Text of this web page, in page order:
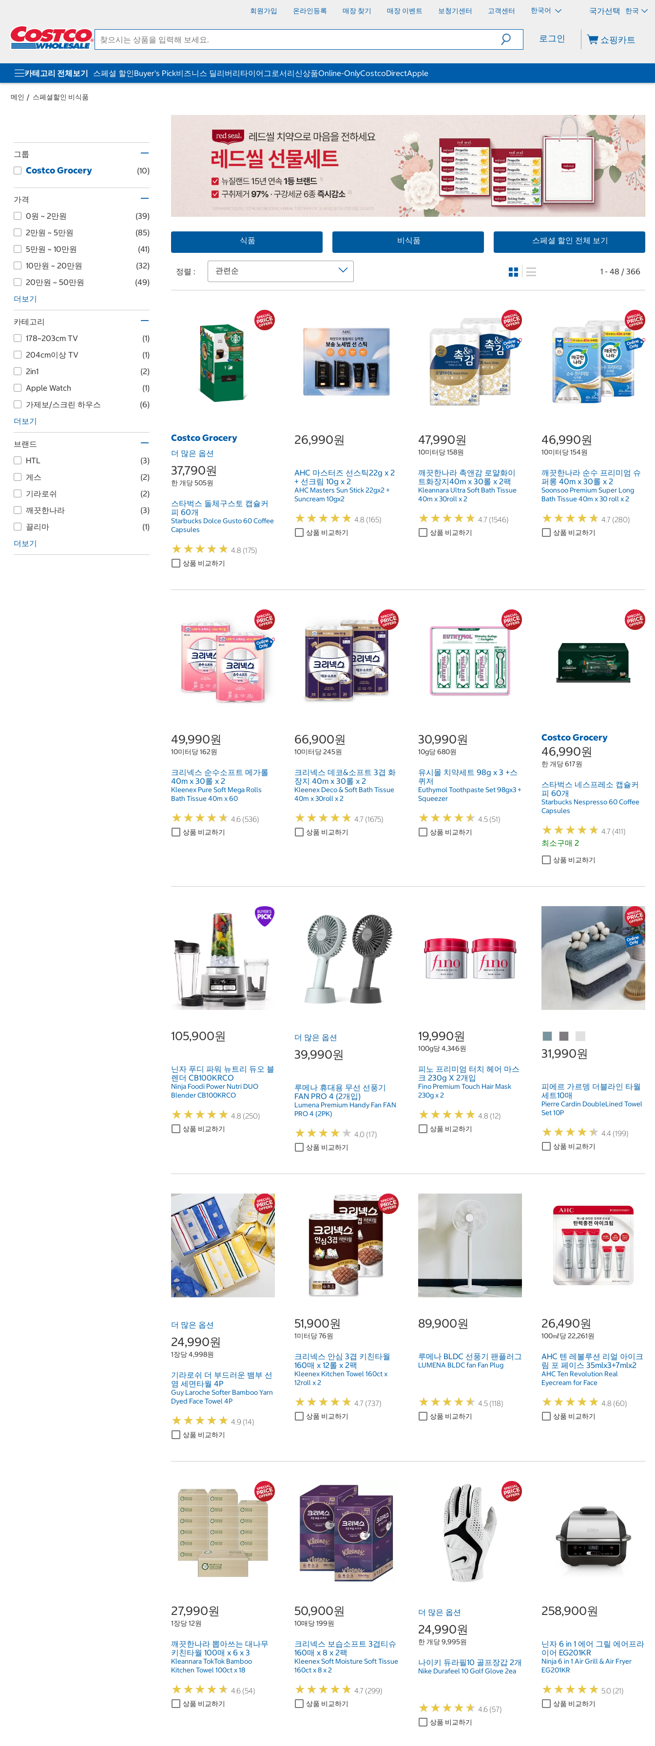
회원가입 온라인등록 매장 찾기 매장 이벤트 보청기센터 고객센터 한국어 한국
로그인 쇼핑카트
카테고리 전체보기 스페셜 할인Buyer's Pick비즈니스 딜리버리타이어그로서리신상품Online-OnlyCostcoDirectApple
메인 스페셜할인 비식품
그룹
Costco Grocery (10)
가격
0원 ~ 2만원
(39)
2만원 ~ 5만원
(85)
5만원 ~ 10만원
(41)
10만원 ~ 20만원
(32)
20만원 ~ 50만원
(49)
더보기
카테고리
17​8​~20​3​cm TV
(1)
20​4​cm이상 TV
(1)
2in1
(2)
Apple Watch
(1)
가제보/스크린 하우스
(6)
더보기
브랜드
HTL
(3)
게스
(2)
기라로쉬
(2)
깨끗한나라
(3)
끌리마
(1)
더보기
식품 비식품 스페셜 할인 전체 보기
정렬 : 1 - 48 / 366
Costco Grocery
더 많은 옵션
37,790원
한 개당 505원
스타벅스 돌체구스토 캡슐커
피 60개
Starbucks Dolce Gusto 60 Coffee
Capsules
★★★★★
★★★★★ 4.8 (175)
상품 비교하기
26,990원
AHC 마스터즈 선스틱22g x 2
+ 선크림 10g x 2
AHC Masters Sun Stick 22gx2 +
Suncream 10gx2
★★★★★
★★★★★ 4.8 (165)
상품 비교하기
47,990원
10미터당 158원
깨끗한나라 촉앤감 로얄화이
트화장지40m x 30롤 x 2팩
Kleannara Ultra Soft Bath Tissue
40m x 30roll x 2
★★★★★
★★★★★ 4.7 (1546)
상품 비교하기
46,990원
10미터당 154원
깨끗한나라 순수 프리미엄 슈
퍼롱 40m x 30롤 x 2
Soonsoo Premium Super Long
Bath Tissue 40m x 30 roll x 2
★★★★★
★★★★★ 4.7 (280)
상품 비교하기
49,990원
10미터당 162원
크리넥스 순수소프트 메가롤
40m x 30롤 x 2
Kleenex Pure Soft Mega Rolls
Bath Tissue 40m x 60
★★★★★
★★★★★ 4.6 (536)
상품 비교하기
66,900원
10미터당 245원
크리넥스 데코&소프트 3겹 화
장지 40m x 30롤 x 2
Kleenex Deco & Soft Bath Tissue
40m x 30roll x 2
★★★★★
★★★★★ 4.7 (1675)
상품 비교하기
30,990원
10g당 680원
유시몰 치약세트 98g x 3 +스
퀴저
Euthymol Toothpaste Set 98gx3 +
Squeezer
★★★★★
★★★★★ 4.5 (51)
상품 비교하기
Costco Grocery
46,990원
한 개당 617원
스타벅스 네스프레소 캡슐커
피 60개
Starbucks Nespresso 60 Coffee
Capsules
★★★★★
★★★★★ 4.7 (411)
최소구매 2
상품 비교하기
105,900원
닌자 푸디 파워 뉴트리 듀오 블
렌더 CB100KRCO
Ninja Foodi Power Nutri DUO
Blender CB100KRCO
★★★★★
★★★★★ 4.8 (250)
상품 비교하기
더 많은 옵션
39,990원
루메나 휴대용 무선 선풍기
FAN PRO 4 (2개입)
Lumena Premium Handy Fan FAN
PRO 4 (2PK)
★★★★ ★
★★★★ ★ 4.0 (17)
상품 비교하기
19,990원
100g당 4,346원
피노 프리미엄 터치 헤어 마스
크 230g X 2개입
Fino Premium Touch Hair Mask
230g x 2
★★★★★
★★★★★ 4.8 (12)
상품 비교하기
31,990원
피에르 가르뎅 더블라인 타월
세트10매
Pierre Cardin DoubleLined Towel
Set 10P
★★★★★
★★★★★ 4.4 (199)
상품 비교하기
더 많은 옵션
24,990원
1장당 4,998원
기라로쉬 더 부드러운 뱀부 선
염 세면타월 4P
Guy Laroche Softer Bamboo Yarn
Dyed Face Towel 4P
★★★★★
★★★★★ 4.9 (14)
상품 비교하기
51,900원
1미터당 76원
크리넥스 안심 3겹 키친타월
160매 x 12롤 x 2팩
Kleenex Kitchen Towel 160ct x
12roll x 2
★★★★★
★★★★★ 4.7 (737)
상품 비교하기
89,900원
루메나 BLDC 선풍기 팬플러그
LUMENA BLDC fan Fan Plug
★★★★★
★★★★★ 4.5 (118)
상품 비교하기
26,490원
100㎖당 22,261원
AHC 텐 레볼루션 리얼 아이크
림 포 페이스 35mlx3+7mlx2
AHC Ten Revolution Real
Eyecream for Face
★★★★★
★★★★★ 4.8 (60)
상품 비교하기
27,990원
1장당 12원
깨끗한나라 뽑아쓰는 대나무
키친타월 100매 x 6 x 3
Kleannara TokTok Bamboo
Kitchen Towel 100ct x 18
★★★★★
★★★★★ 4.6 (54)
상품 비교하기
50,900원
10매당 199원
크리넥스 보습소프트 3겹티슈
160매 x 8 x 2팩
Kleenex Soft Moisture Soft Tissue
160ct x 8 x 2
★★★★★
★★★★★ 4.7 (299)
상품 비교하기
더 많은 옵션
24,990원
한 개당 9,995원
나이키 듀라필10 골프장갑 2개
Nike Durafeel 10 Golf Glove 2ea
★★★★★
★★★★★ 4.6 (57)
상품 비교하기
258,900원
닌자 6 in 1 에어 그릴 에어프라
이어 EG201KR
Ninja 6 in 1 Air Grill & Air Fryer
EG201KR
★★★★★
★★★★★ 5.0 (21)
상품 비교하기